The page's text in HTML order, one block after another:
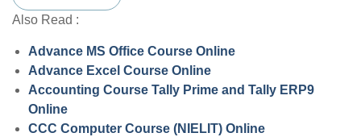
Also Read :
Advance MS Office Course Online
Advance Excel Course Online
Accounting Course Tally Prime and Tally ERP9
Online
CCC Computer Course (NIELIT) Online